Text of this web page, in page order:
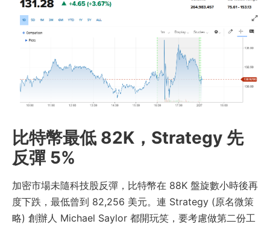
比特幣最低 82K，Strategy 先
反彈 5%
加密市場未隨科技股反彈，比特幣在 88K 盤旋數小時後再
度下跌，最低曾到 82,256 美元。連 Strategy (原名微策
略) 創辦人 Michael Saylor 都開玩笑，要考慮做第二份工